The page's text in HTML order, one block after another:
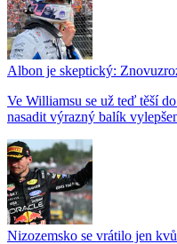
Albon je skeptický:
Ve Williamsu se už teď těší
nasadit výrazný balík
Nizozemsko se vrátilo jen